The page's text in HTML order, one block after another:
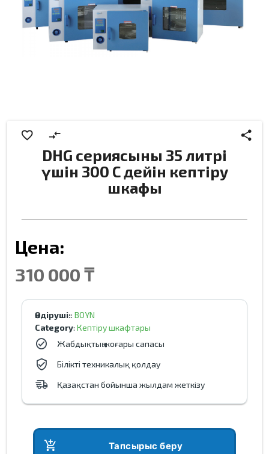
favorite_border compare_arrows share
DHG сериясының 35 литрі
үшін 300 C дейін кептіру
шкафы
Цена:
310 000 ₸
Өндіруші:: BOYN
Category: Кептіру шкафтары
Жабдықтың жоғары сапасы
Білікті техникалық қолдау
Қазақстан бойынша жылдам жеткізу
add_shopping_cart Тапсырыс беру